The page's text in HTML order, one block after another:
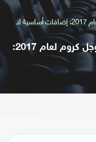
أفضل 30 إضافة لمتصفح جوجل كروم لعام 2017: إضافات أساسية لا
أفضل 30 إضافة لمتصفح جوجل كروم لعام 2017: